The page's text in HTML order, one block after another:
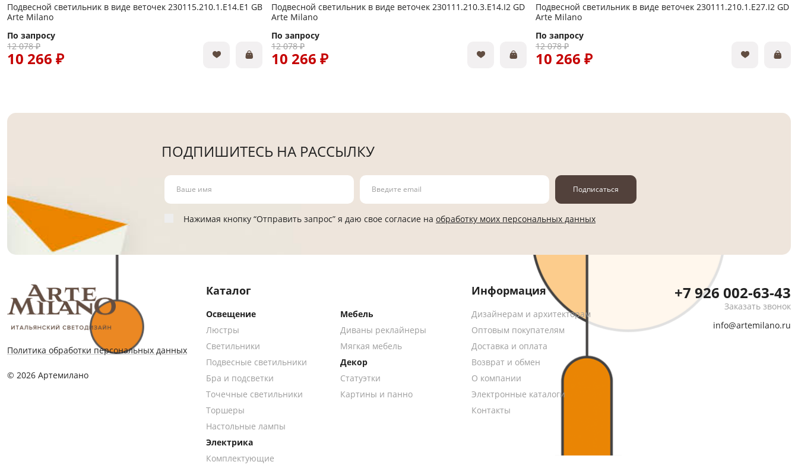
Подвесной светильник в виде веточек 230115.210.1.E14.E1 GB
Arte Milano
По запросу
12 078 ₽
10 266 ₽
Подвесной светильник в виде веточек 230111.210.3.E14.I2 GD
Arte Milano
По запросу
12 078 ₽
10 266 ₽
Подвесной светильник в виде веточек 230111.210.1.E27.I2 GD
Arte Milano
По запросу
12 078 ₽
10 266 ₽
ПОДПИШИТЕСЬ НА РАССЫЛКУ
Подписаться
Нажимая кнопку “Отправить запрос” я даю свое согласие на обработку моих персональных данных
Политика обработки персональных данных
© 2026 Артемилано
Каталог
Освещение
Люстры
Светильники
Подвесные светильники
Бра и подсветки
Точечные светильники
Торшеры
Настольные лампы
Электрика
Комплектующие
Мебель
Диваны реклайнеры
Мягкая мебель
Декор
Статуэтки
Картины и панно
Информация
Дизайнерам и архитекторам
Оптовым покупателям
Доставка и оплата
Возврат и обмен
О компании
Электронные каталоги
Контакты
+7 926 002-63-43
Заказать звонок
info@artemilano.ru